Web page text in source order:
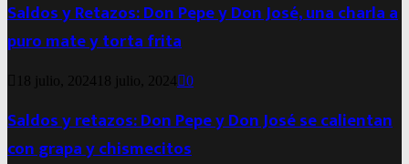
Saldos y Retazos: Don Pepe y Don José, una charla a
puro mate y torta frita
18 julio, 2024 18 julio, 2024 0
Saldos y retazos: Don Pepe y Don José se calientan
con grapa y chismecitos